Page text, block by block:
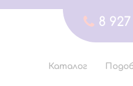
8
Каталог